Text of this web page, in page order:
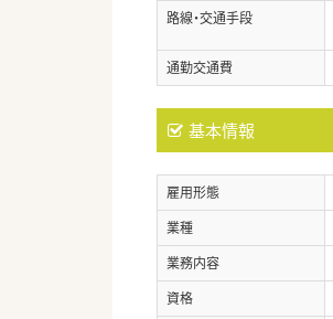
路線・交通手段
通勤交通費
基本情報
雇用形態
業種
業務内容
資格